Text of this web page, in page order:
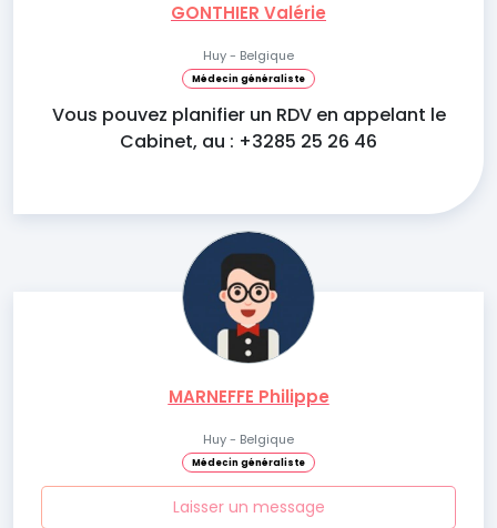
GONTHIER Valérie
Huy - Belgique
Médecin généraliste
Vous pouvez planifier un RDV en appelant le
Cabinet, au : +3285 25 26 46
MARNEFFE Philippe
Huy - Belgique
Médecin généraliste
Laisser un message